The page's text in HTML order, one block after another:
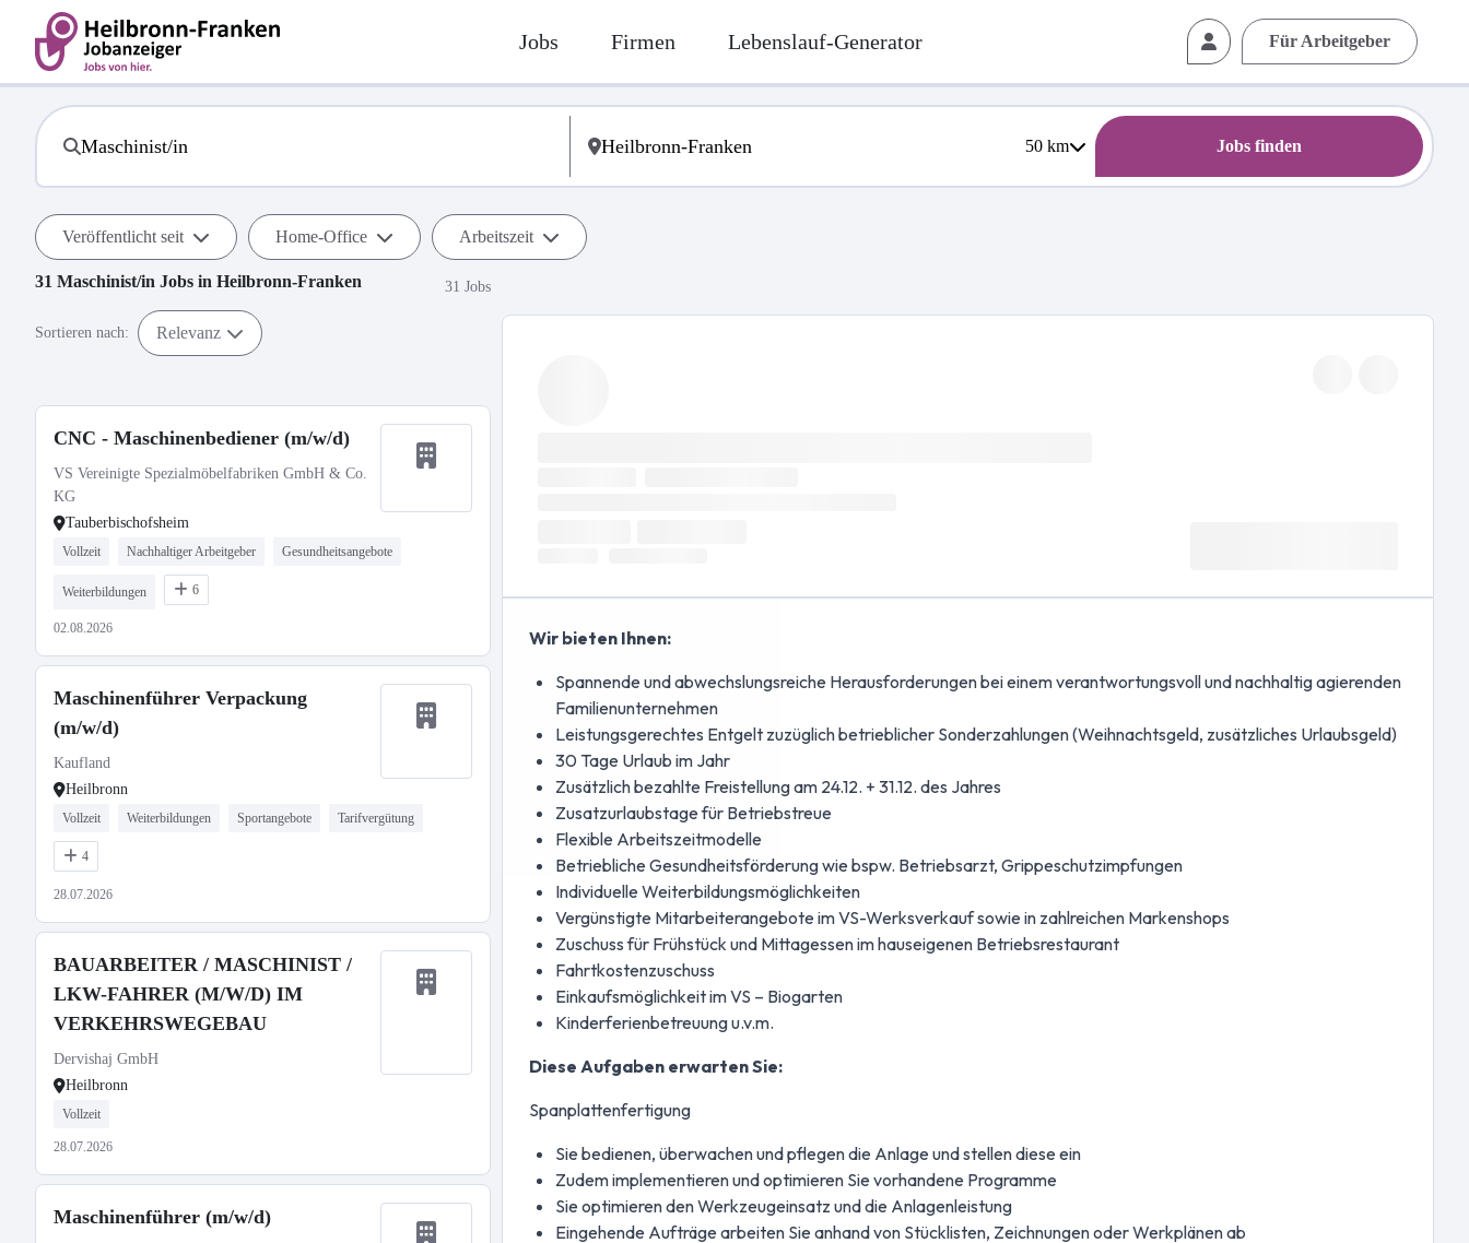
Jobs Firmen Lebenslauf-Generator Für Arbeitgeber
50km Jobs finden
Veröffentlicht seit Home-Office Arbeitszeit
31 Maschinist/in Jobs in Heilbronn-Franken 31 Jobs
Sortieren nach: Relevanz
CNC - Maschinenbediener (m/w/d)
VS Vereinigte Spezialmöbelfabriken GmbH & Co.
KG
Tauberbischofsheim
Vollzeit Nachhaltiger Arbeitgeber Gesundheitsangebote
Weiterbildungen 6
02.08.2026
Maschinenführer Verpackung
(m/w/d)
Kaufland
Heilbronn
Vollzeit Weiterbildungen Sportangebote Tarifvergütung
4
28.07.2026
BAUARBEITER / MASCHINIST /
LKW-FAHRER (M/W/D) IM
VERKEHRSWEGEBAU
Dervishaj GmbH
Heilbronn
Vollzeit
28.07.2026
Maschinenführer (m/w/d)